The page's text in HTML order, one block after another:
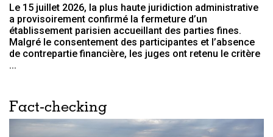
Le 15 juillet 2026, la plus haute juridiction administrative
a provisoirement confirmé la fermeture d’un
établissement parisien accueillant des parties fines.
Malgré le consentement des participantes et l’absence
de contrepartie financière, les juges ont retenu le critère
...
Fact-checking